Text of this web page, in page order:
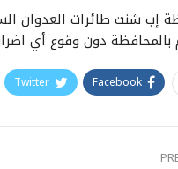
إب شنت طائرات العدوان
بالمحافظة دون وقوع أي
Facebook
Twitter